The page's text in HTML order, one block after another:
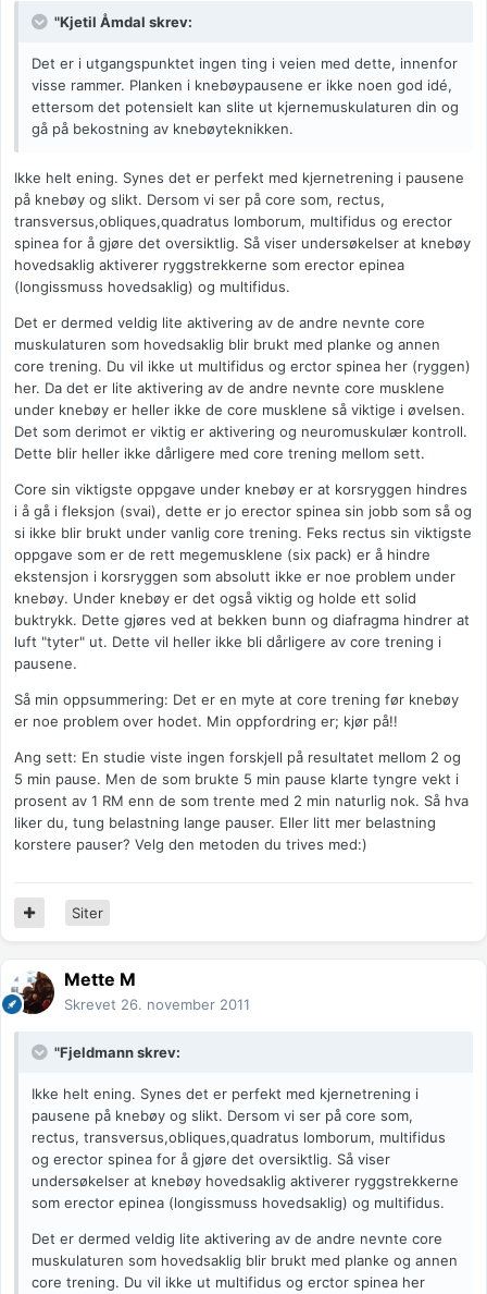
"Kjetil Åmdal skrev:
Det er i utgangspunktet ingen ting i veien med dette, innenfor
visse rammer. Planken i knebøypausene er ikke noen god idé,
ettersom det potensielt kan slite ut kjernemuskulaturen din og
gå på bekostning av knebøyteknikken.
Ikke helt ening. Synes det er perfekt med kjernetrening i pausene
på knebøy og slikt. Dersom vi ser på core som, rectus,
transversus,obliques,quadratus lomborum, multifidus og erector
spinea for å gjøre det oversiktlig. Så viser undersøkelser at knebøy
hovedsaklig aktiverer ryggstrekkerne som erector epinea
(longissmuss hovedsaklig) og multifidus.
Det er dermed veldig lite aktivering av de andre nevnte core
muskulaturen som hovedsaklig blir brukt med planke og annen
core trening. Du vil ikke ut multifidus og erctor spinea her (ryggen)
her. Da det er lite aktivering av de andre nevnte core musklene
under knebøy er heller ikke de core musklene så viktige i øvelsen.
Det som derimot er viktig er aktivering og neuromuskulær kontroll.
Dette blir heller ikke dårligere med core trening mellom sett.
Core sin viktigste oppgave under knebøy er at korsryggen hindres
i å gå i fleksjon (svai), dette er jo erector spinea sin jobb som så og
si ikke blir brukt under vanlig core trening. Feks rectus sin viktigste
oppgave som er de rett megemusklene (six pack) er å hindre
ekstensjon i korsryggen som absolutt ikke er noe problem under
knebøy. Under knebøy er det også viktig og holde ett solid
buktrykk. Dette gjøres ved at bekken bunn og diafragma hindrer at
luft "tyter" ut. Dette vil heller ikke bli dårligere av core trening i
pausene.
Så min oppsummering: Det er en myte at core trening før knebøy
er noe problem over hodet. Min oppfordring er; kjør på!!
Ang sett: En studie viste ingen forskjell på resultatet mellom 2 og
5 min pause. Men de som brukte 5 min pause klarte tyngre vekt i
prosent av 1 RM enn de som trente med 2 min naturlig nok. Så hva
liker du, tung belastning lange pauser. Eller litt mer belastning
korstere pauser? Velg den metoden du trives med:)
Siter
Mette M
Skrevet 26. november 2011
"Fjeldmann skrev:
Ikke helt ening. Synes det er perfekt med kjernetrening i
pausene på knebøy og slikt. Dersom vi ser på core som,
rectus, transversus,obliques,quadratus lomborum, multifidus
og erector spinea for å gjøre det oversiktlig. Så viser
undersøkelser at knebøy hovedsaklig aktiverer ryggstrekkerne
som erector epinea (longissmuss hovedsaklig) og multifidus.
Det er dermed veldig lite aktivering av de andre nevnte core
muskulaturen som hovedsaklig blir brukt med planke og annen
core trening. Du vil ikke ut multifidus og erctor spinea her